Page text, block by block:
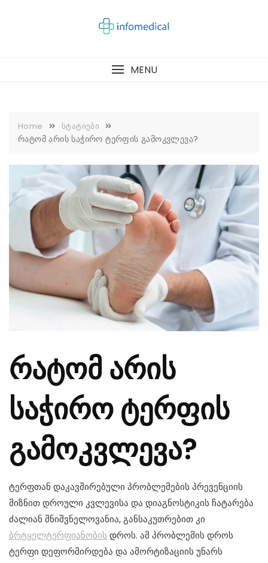
MENU
Home სტატიები
რატომ არის საჭირო ტერფის გამოკვლევა?
რატომ არის
საჭირო ტერფის
გამოკვლევა?
ტერფთან დაკავშირებული პრობლემების პრევენციის
მიზნით დროული კვლევისა და დიაგნოსტიკის ჩატარება
ძალიან მნიშვნელოვანია, განსაკუთრებით კი
ბრტყელტერფიანობის დროს. ამ პრობლემის დროს
ტერფი დეფორმირდება და ამორტიზაციის უნარს